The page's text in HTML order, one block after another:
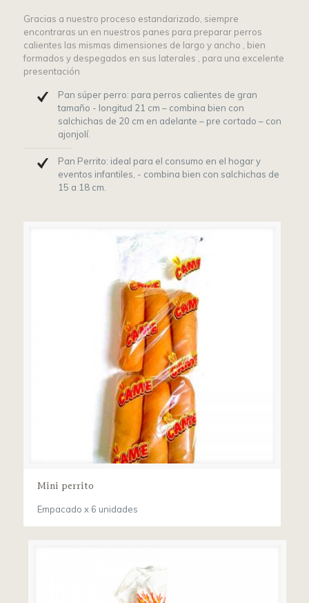
Gracias a nuestro proceso estandarizado, siempre
encontraras un en nuestros panes para preparar perros
calientes las mismas dimensiones de largo y ancho , bien
formados y despegados en sus laterales , para una excelente
presentación
Pan súper perro: para perros calientes de gran
tamaño - longitud 21 cm – combina bien con
salchichas de 20 cm en adelante – pre cortado – con
ajonjolí.
Pan Perrito: ideal para el consumo en el hogar y
eventos infantiles, - combina bien con salchichas de
15 a 18 cm.
Mini perrito
Empacado x 6 unidades